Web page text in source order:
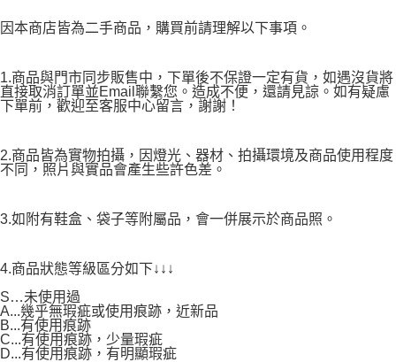
５．嚴禁一人註冊多個帳號或使用他人資訊註冊。若發現惡意使用之情形，
因本商店皆為二手商品，購買前請理解以下事項。
1.商品與門市同步販售中，下單後不保證一定有貨，如遇沒貨將
直接取消訂單並Email聯繫您。造成不便，還請見諒。如有疑慮
下單前，歡迎至客服中心留言，謝謝！
2.商品皆為實物拍攝，因燈光、器材、拍攝環境及商品使用程度
不同，照片與實品會產生些許色差。
3.如附有鞋盒、袋子等附屬品，會一併展示於商品照。
4.商品狀態等級區分如下↓↓↓
S…未使用過
A...幾乎無瑕疵或使用痕跡，近新品
B...有使用痕跡
C...有使用痕跡，少量瑕疵
D...有使用痕跡，有明顯瑕疵